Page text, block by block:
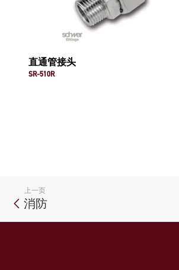
直通管接头
SR-510R
上一页
消防